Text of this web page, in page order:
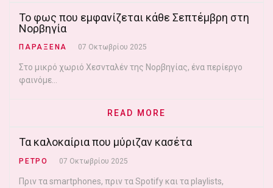
Το φως που εμφανίζεται κάθε Σεπτέμβρη στη
Νορβηγία
ΠΑΡΑΞΕΝΑ 07 Οκτωβρίου 2025
Στο μικρό χωριό Χεσνταλέν της Νορβηγίας, ένα περίεργο
φαινόμε...
READ MORE
Τα καλοκαίρια που μύριζαν κασέτα
ΡΕΤΡΟ 07 Οκτωβρίου 2025
Πριν τα smartphones, πριν τα Spotify και τα playlists,